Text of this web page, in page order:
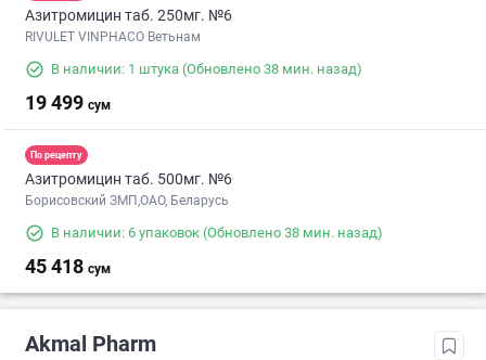
Азитромицин таб. 250мг. №6
RIVULET VINPHACO Ветьнам
В наличии: 1 штука (Обновлено 38 мин. назад)
19 499 сум
По рецепту
Азитромицин таб. 500мг. №6
Борисовский ЗМП,ОАО, Беларусь
В наличии: 6 упаковок (Обновлено 38 мин. назад)
45 418 сум
Akmal Pharm